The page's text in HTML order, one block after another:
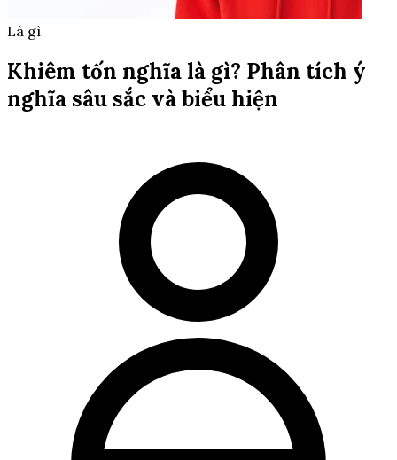
Là gì
Khiêm tốn nghĩa là gì? Phân tích ý
nghĩa sâu sắc và biểu hiện